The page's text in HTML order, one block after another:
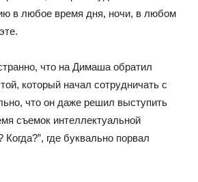
в любое время дня, ночи, в любом
что на Димаша обратил
который начал сотрудничать с
что он даже решил выступить
съемок интеллектуальной
Когда?”, где буквально порвал